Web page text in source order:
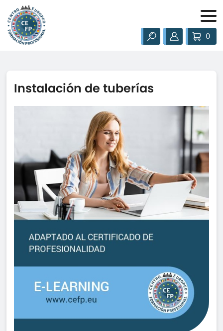
0
Instalación de tuberías